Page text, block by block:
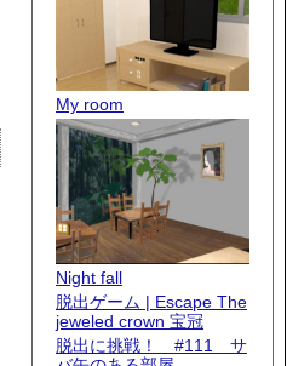
My room
Night fall
脱出ゲーム | Escape The
jeweled crown 宝冠
脱出に挑戦！ #111 サ